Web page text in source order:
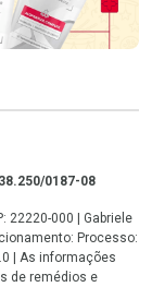
0187-08
22220-000 | Gabriele
Processo:
| As informações
de remédios e